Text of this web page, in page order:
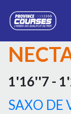
1'16''7 -
SAXO DE